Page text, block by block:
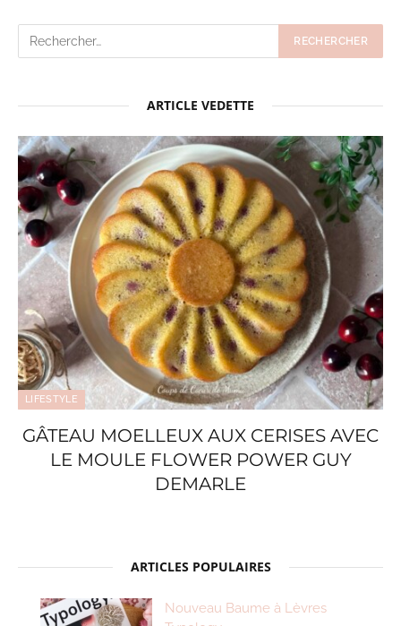
ARTICLE VEDETTE
LIFESTYLE
GÂTEAU MOELLEUX AUX CERISES AVEC
LE MOULE FLOWER POWER GUY
DEMARLE
ARTICLES POPULAIRES
Nouveau Baume à Lèvres